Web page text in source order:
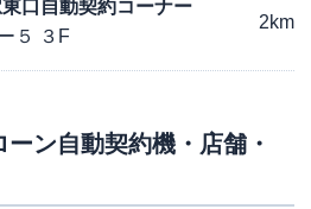
口自動契約コーナー
５ ３F
2km
ン自動契約機・店舗・